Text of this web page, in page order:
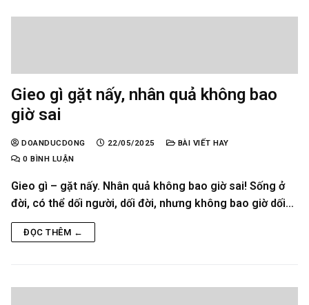
Gieo gì gặt nấy, nhân quả không bao
giờ sai
DOANDUCDONG 22/05/2025
BÀI VIẾT HAY
0 BÌNH LUẬN
Gieo gì – gặt nấy. Nhân quả không bao giờ sai! Sống ở
đời, có thể dối người, dối đời, nhưng không bao giờ dối…
ĐỌC THÊM ←